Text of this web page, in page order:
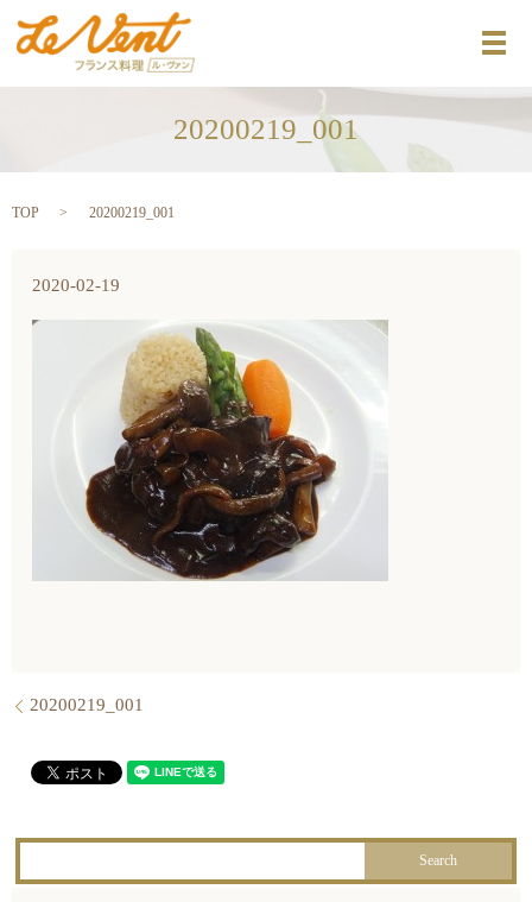
メ
20200219_001
TOP 20200219_001
2020-02-19
20200219_001